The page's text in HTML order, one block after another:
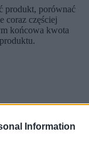
Information
produkt, porównać
coraz częściej
końcowa kwota